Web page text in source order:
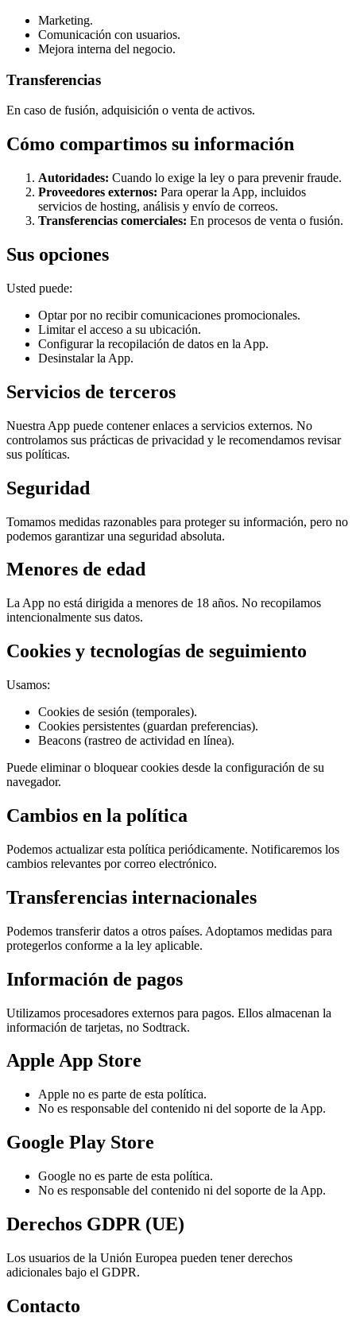
Marketing.
Comunicación con usuarios.
Mejora interna del negocio.
Transferencias
En caso de fusión, adquisición o venta de activos.
Cómo compartimos su información
Autoridades: Cuando lo exige la ley o para prevenir fraude.
Proveedores externos: Para operar la App, incluidos
servicios de hosting, análisis y envío de correos.
Transferencias comerciales: En procesos de venta o fusión.
Sus opciones
Usted puede:
Optar por no recibir comunicaciones promocionales.
Limitar el acceso a su ubicación.
Configurar la recopilación de datos en la App.
Desinstalar la App.
Servicios de terceros
Nuestra App puede contener enlaces a servicios externos. No
controlamos sus prácticas de privacidad y le recomendamos revisar
sus políticas.
Seguridad
Tomamos medidas razonables para proteger su información, pero no
podemos garantizar una seguridad absoluta.
Menores de edad
La App no está dirigida a menores de 18 años. No recopilamos
intencionalmente sus datos.
Cookies y tecnologías de seguimiento
Usamos:
Cookies de sesión (temporales).
Cookies persistentes (guardan preferencias).
Beacons (rastreo de actividad en línea).
Puede eliminar o bloquear cookies desde la configuración de su
navegador.
Cambios en la política
Podemos actualizar esta política periódicamente. Notificaremos los
cambios relevantes por correo electrónico.
Transferencias internacionales
Podemos transferir datos a otros países. Adoptamos medidas para
protegerlos conforme a la ley aplicable.
Información de pagos
Utilizamos procesadores externos para pagos. Ellos almacenan la
información de tarjetas, no Sodtrack.
Apple App Store
Apple no es parte de esta política.
No es responsable del contenido ni del soporte de la App.
Google Play Store
Google no es parte de esta política.
No es responsable del contenido ni del soporte de la App.
Derechos GDPR (UE)
Los usuarios de la Unión Europea pueden tener derechos
adicionales bajo el GDPR.
Contacto